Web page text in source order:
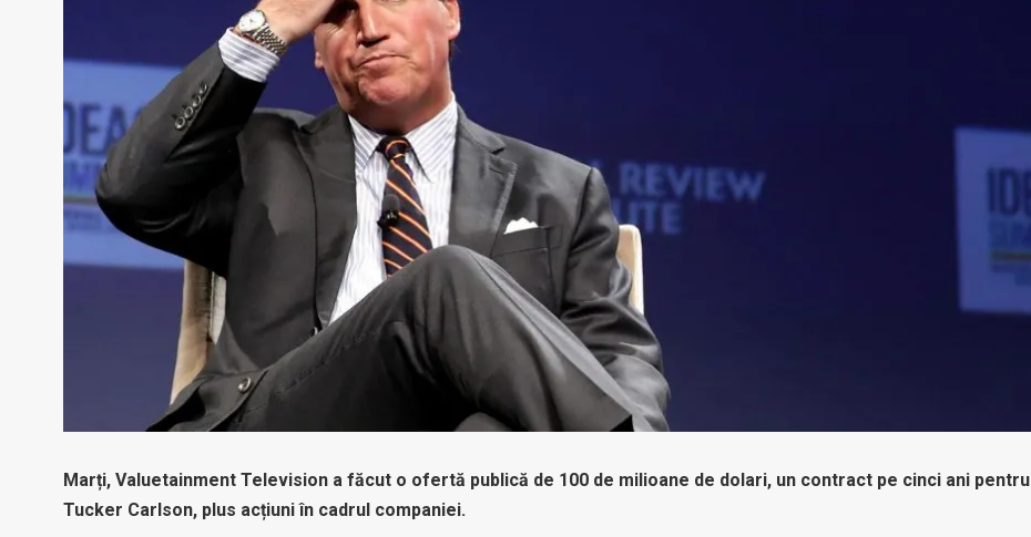
Marți, Valuetainment Television a făcut o ofertă publică de 100 de milioane de dolari, un contract pe cinci ani pentru
Tucker Carlson, plus acțiuni în cadrul companiei.